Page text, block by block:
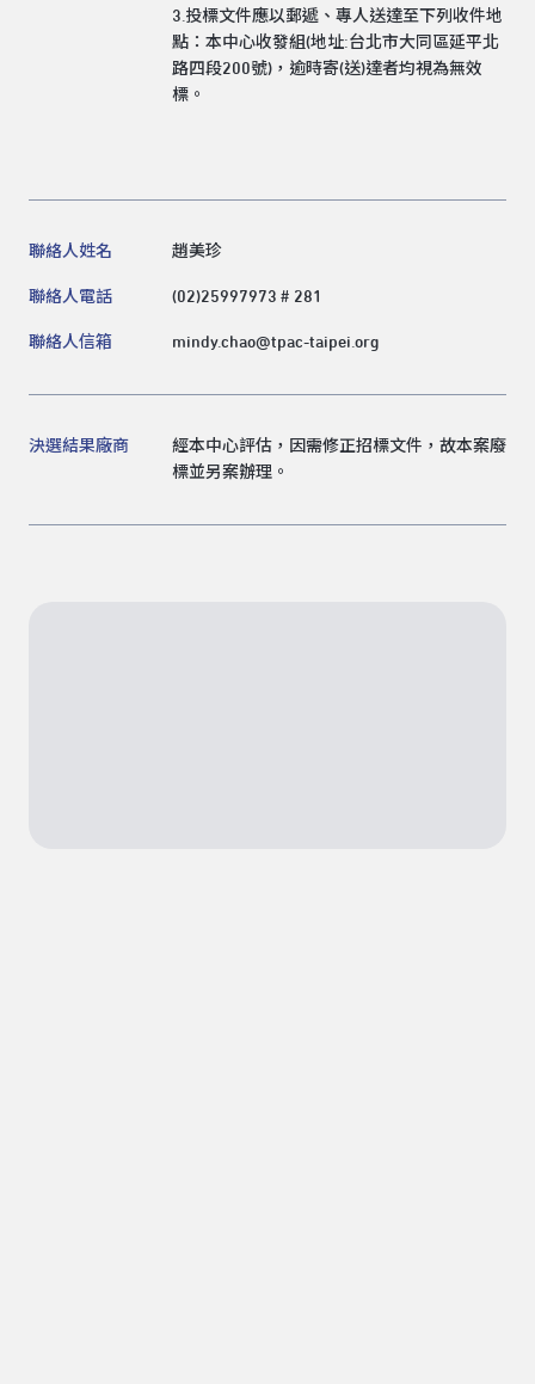
3.投標文件應以郵遞、專人送達至下列收件地
點：本中心收發組(地址:台北市大同區延平北
路四段200號)，逾時寄(送)達者均視為無效
標。
聯絡人姓名 趙美珍
聯絡人電話 (02)25997973 # 281
聯絡人信箱 mindy.chao@tpac-taipei.org
決選結果廠商
經本中心評估，因需修正招標文件，故本案廢
標並另案辦理。